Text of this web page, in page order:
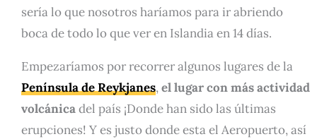
sería lo que nosotros haríamos para ir abriendo
boca de todo lo que ver en Islandia en 14 días.
Empezaríamos por recorrer algunos lugares de la
Península de Reykjanes,el lugar con más actividad
volcánicadel país ¡Donde han sido las últimas
erupciones! Y es justo donde esta el Aeropuerto, así